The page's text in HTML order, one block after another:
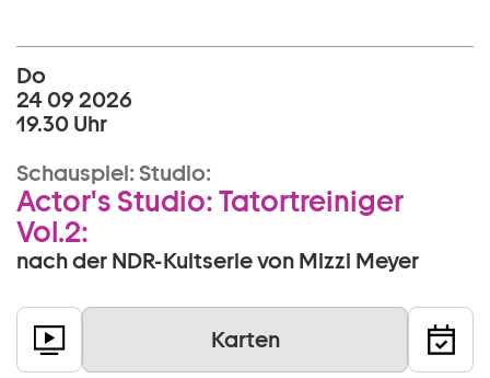
Do
24 09 2026
19.30 Uhr
Schauspiel: Studio:
Actor's Studio: Tatortreiniger
Vol.2:
nach der NDR-Kultserie von Mizzi Meyer
Karten